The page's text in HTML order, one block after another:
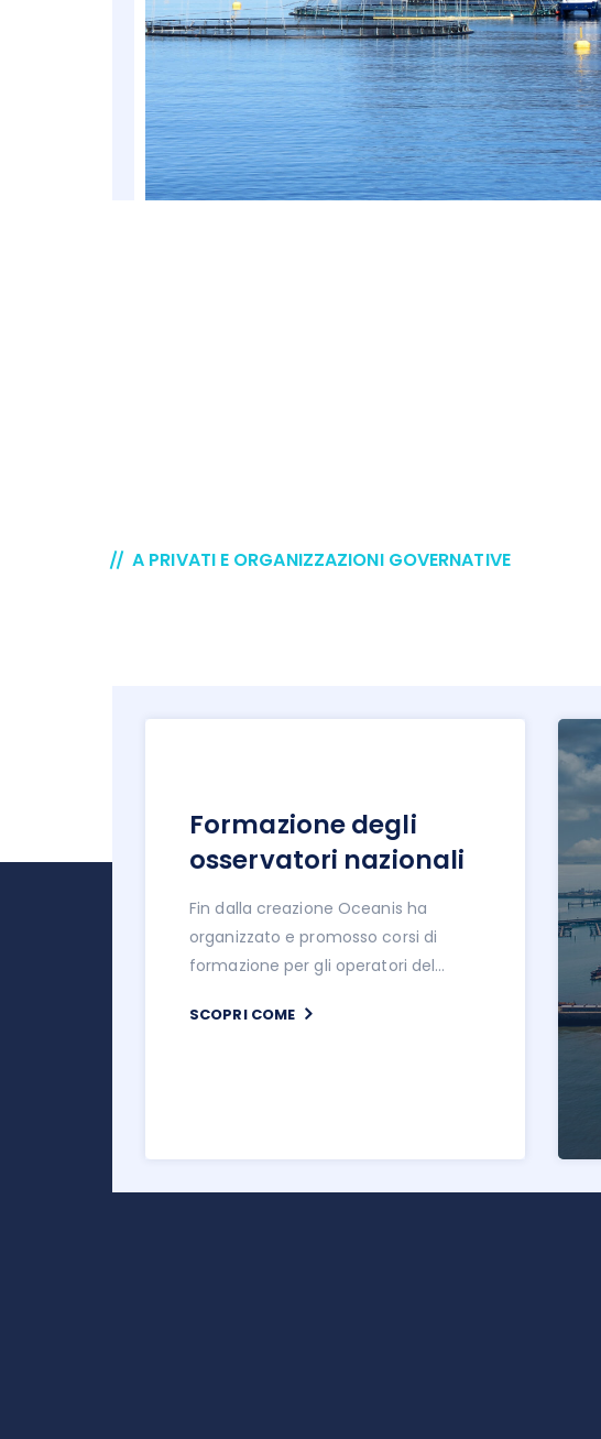
A PRIVATI E ORGANIZZAZIONI GOVERNATIVE
Formazione degli
osservatori nazionali
Fin dalla creazione Oceanis ha
organizzato e promosso corsi di
formazione per gli operatori del
SCOPRI COME